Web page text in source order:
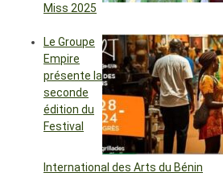
Miss 2025
Le Groupe
Empire
présente la
seconde
édition du
Festival
International des Arts du Bénin